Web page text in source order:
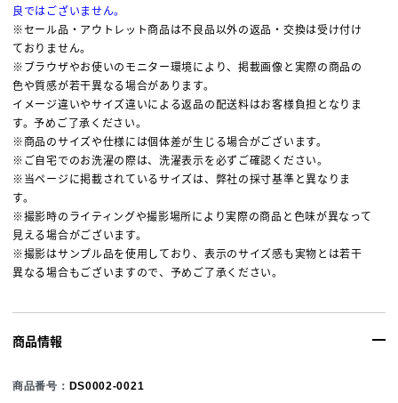
良ではございません。
※セール品・アウトレット商品は不良品以外の返品・交換は受け付け
ておりません。
※ブラウザやお使いのモニター環境により、掲載画像と実際の商品の
色や質感が若干異なる場合があります。
イメージ違いやサイズ違いによる返品の配送料はお客様負担となりま
す。予めご了承ください。
※商品のサイズや仕様には個体差が生じる場合がございます。
※ご自宅でのお洗濯の際は、洗濯表示を必ずご確認ください。
※当ページに掲載されているサイズは、弊社の採寸基準と異なりま
す。
※撮影時のライティングや撮影場所により実際の商品と色味が異なって
見える場合がございます。
※撮影はサンプル品を使用しており、表示のサイズ感も実物とは若干
異なる場合もございますので、予めご了承ください。
商品情報
商品番号： DS0002-0021